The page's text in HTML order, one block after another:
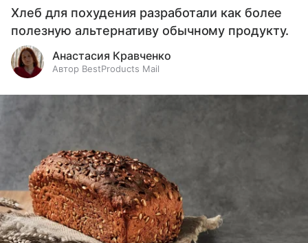
Хлеб для похудения разработали как более
полезную альтернативу обычному продукту.
Анастасия Кравченко
Автор BestProducts Mail